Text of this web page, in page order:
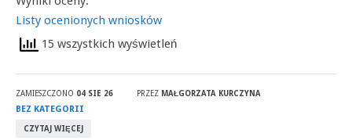
Listy ocenionych wniosków
15 wszystkich wyświetleń
ZAMIESZCZONO 04 SIE 26 PRZEZ MAŁGORZATA KURCZYNA
BEZ KATEGORII
CZYTAJ WIĘCEJ